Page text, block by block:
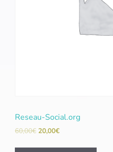
Reseau-Social.org
60,00€ 20,00€